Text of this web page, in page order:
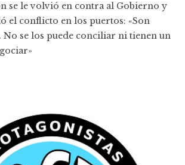
se le volvió en contra al Gobierno y
el conflicto en los puertos: «Son
No se los puede conciliar ni tienen un